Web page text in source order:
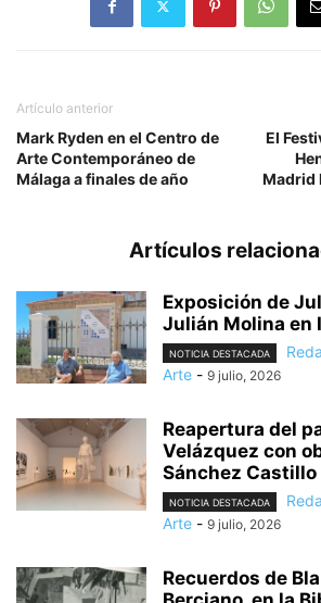
Artículo anterior
Mark Ryden en el Centro de
Arte Contemporáneo de
Málaga a finales de año
El
Madrid
Artículos
Exposición de
Julián Molina en
NOTICIA DESTACADA
Arte - 9 julio, 2026
Reapertura del
Velázquez con
Sánchez Castillo
NOTICIA DESTACADA
Arte - 9 julio, 2026
Recuerdos de